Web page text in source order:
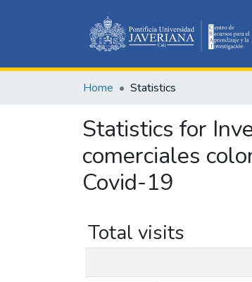
Home Statistics
Statistics for
comerciales
Covid-19
Total visits